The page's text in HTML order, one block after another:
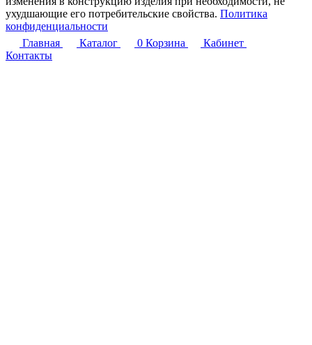
ухудшающие его потребительские свойства. Политика
конфиденциальности
Главная
Каталог 0 Корзина
Кабинет
Контакты